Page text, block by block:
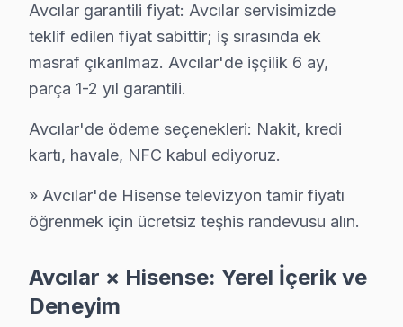
✓ Orijinal Yedek Parça
✓ Ücretsiz Arıza Tespiti
Avcılar, İstanbul'un köklü ilçelerinden biri olup bölgemizdeki
Hisense Tamir vs Yenileme: Kuşağa Göre
Örneğin, yaşlılar genellikle 32 inç boyutundaki CRT
Avcılar'ın ulaşım ağı da bu kullanım
Hisense modellerinin Avcılar'daki dağılımı, yaş
Hisense Arıza Profili: Yaş Grubu Analizi
Avcılar garantili fiyat: Avcılar servisimizde
teklif edilen fiyat sabittir; iş sırasında ek
masraf çıkarılmaz. Avcılar'de işçilik 6 ay,
parça 1-2 yıl garantili.
Avcılar'de ödeme seçenekleri: Nakit, kredi
kartı, havale, NFC kabul ediyoruz.
» Avcılar'de Hisense televizyon tamir fiyatı
öğrenmek için ücretsiz teşhis randevusu alın.
Avcılar × Hisense: Yerel İçerik ve
Deneyim